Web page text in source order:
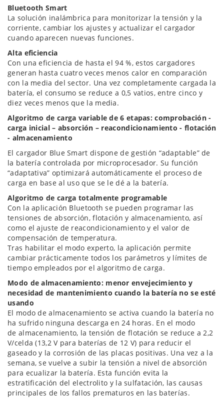
Bluetooth Smart
La solución inalámbrica para monitorizar la tensión y la
corriente, cambiar los ajustes y actualizar el cargador
cuando aparecen nuevas funciones.
Alta eficiencia
Con una eficiencia de hasta el 94 %, estos cargadores
generan hasta cuatro veces menos calor en comparación
con la media del sector. Una vez completamente cargada la
batería, el consumo se reduce a 0,5 vatios, entre cinco y
diez veces menos que la media.
Algoritmo de carga variable de 6 etapas: comprobación -
carga inicial – absorción – reacondicionamiento - flotación
- almacenamiento
El cargador Blue Smart dispone de gestión “adaptable” de
la batería controlada por microprocesador. Su función
“adaptativa” optimizará automáticamente el proceso de
carga en base al uso que se le dé a la batería.
Algoritmo de carga totalmente programable
Con la aplicación Bluetooth se pueden programar las
tensiones de absorción, flotación y almacenamiento, así
como el ajuste de reacondicionamiento y el valor de
compensación de temperatura.
Tras habilitar el modo experto, la aplicación permite
cambiar prácticamente todos los parámetros y límites de
tiempo empleados por el algoritmo de carga.
Modo de almacenamiento: menor envejecimiento y
necesidad de mantenimiento cuando la batería no se esté
usando
El modo de almacenamiento se activa cuando la batería no
ha sufrido ninguna descarga en 24 horas. En el modo
de almacenamiento, la tensión de flotación se reduce a 2,2
V/celda (13,2 V para baterías de 12 V) para reducir el
gaseado y la corrosión de las placas positivas. Una vez a la
semana, se vuelve a subir la tensión a nivel de absorción
para ecualizar la batería. Esta función evita la
estratificación del electrolito y la sulfatación, las causas
principales de los fallos prematuros en las baterías.